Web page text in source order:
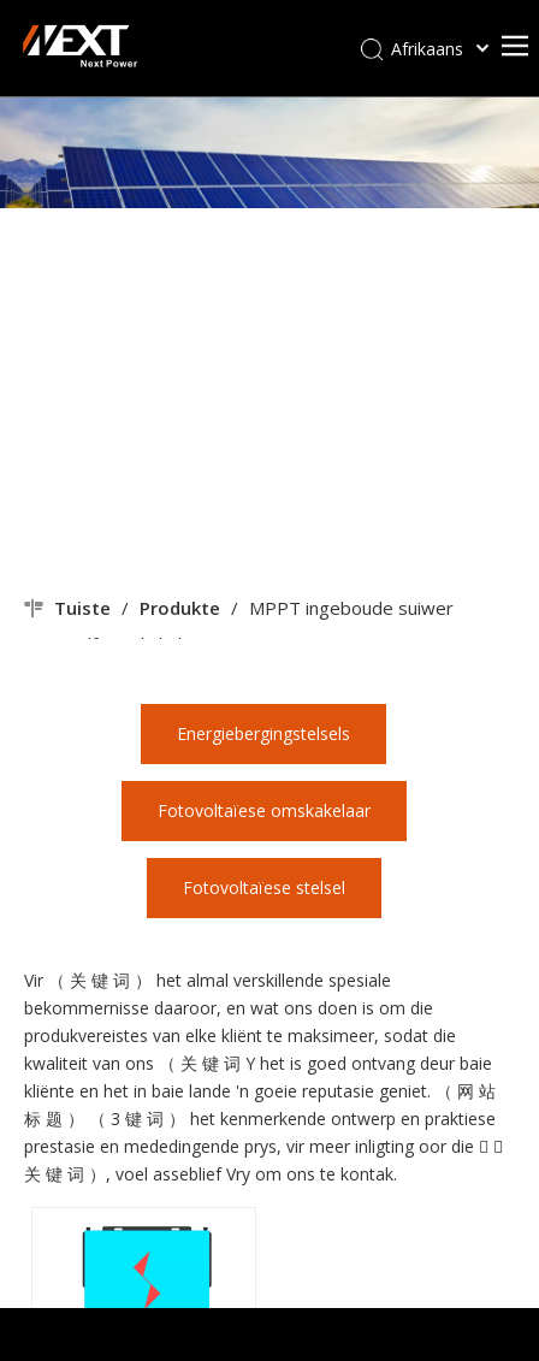
Afrikaans
Italiano
Deutsch
Tuiste / Produkte / MPPT ingeboude suiwer
sinusgolf-omskakelaars
Energiebergingstelsels
Fotovoltaïese omskakelaar
Fotovoltaïese stelsel
Vir （ 关 键 词 ） het almal verskillende spesiale
bekommernisse daaroor, en wat ons doen is om die
produkvereistes van elke kliënt te maksimeer, sodat die
kwaliteit van ons （ 关 键 词 Y het is goed ontvang deur baie
kliënte en het in baie lande 'n goeie reputasie geniet. （ 网 站
标 题 ） （ 3 键 词 ） het kenmerkende ontwerp en praktiese
prestasie en mededingende prys, vir meer inligting oor die  （
关 键 词 ）, voel asseblief Vry om ons te kontak.